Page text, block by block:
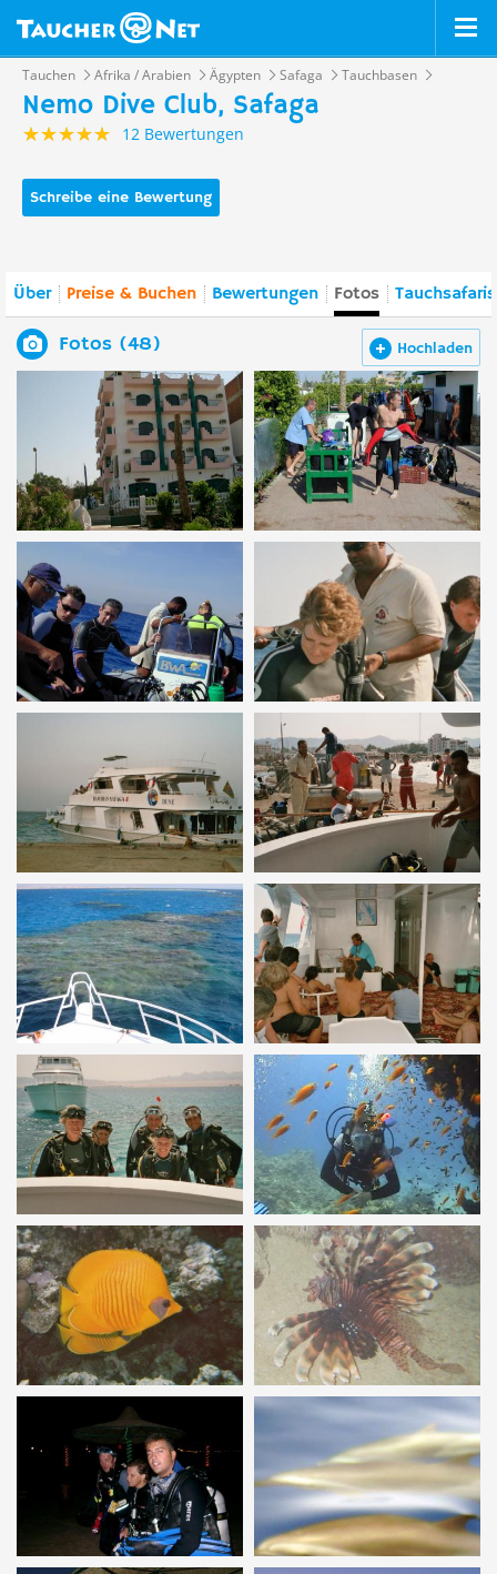
Tauchen Afrika / Arabien Ägypten Safaga Tauchbasen
Nemo Dive Club, Safaga
12 Bewertungen
Schreibe eine Bewertung
Über Preise & Buchen Bewertungen Fotos
Hochladen
Fotos (48)